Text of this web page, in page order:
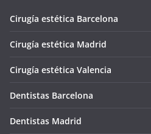
Cirugía estética Barcelona
Cirugía estética Madrid
Cirugía estética Valencia
Dentistas Barcelona
Dentistas Madrid